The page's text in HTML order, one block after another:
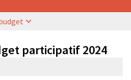
participatif 2024